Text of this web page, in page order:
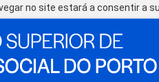
no site estará a consentir a